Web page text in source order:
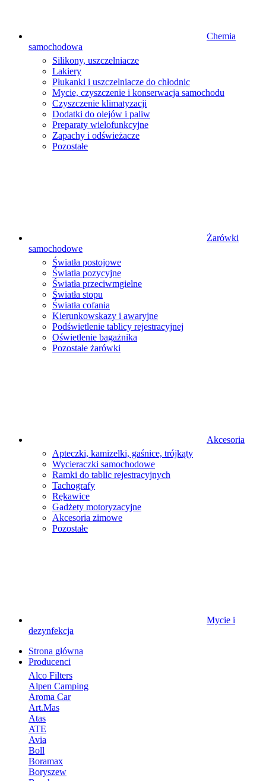
Chemia
samochodowa
Silikony, uszczelniacze
Lakiery
Płukanki i uszczelniacze do chłodnic
Mycie, czyszczenie i konserwacja samochodu
Czyszczenie klimatyzacji
Dodatki do olejów i paliw
Preparaty wielofunkcyjne
Zapachy i odświeżacze
Pozostałe
Żarówki
samochodowe
Światła postojowe
Światła pozycyjne
Światła przeciwmgielne
Światła stopu
Światła cofania
Kierunkowskazy i awaryjne
Podświetlenie tablicy rejestracyjnej
Oświetlenie bagażnika
Pozostałe żarówki
Akcesoria
Apteczki, kamizelki, gaśnice, trójkąty
Wycieraczki samochodowe
Ramki do tablic rejestracyjnych
Tachografy
Rękawice
Gadżety motoryzacyjne
Akcesoria zimowe
Pozostałe
Mycie i
dezynfekcja
Strona główna
Producenci
Alco Filters
Alpen Camping
Aroma Car
Art.Mas
Atas
ATE
Avia
Boll
Boramax
Boryszew